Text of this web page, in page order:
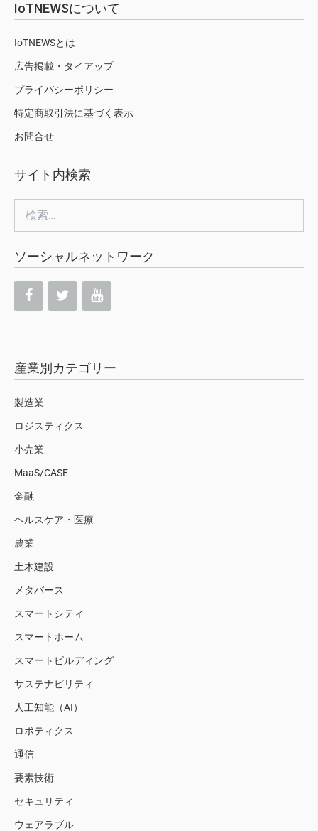
IoTNEWSについて
IoTNEWSとは
広告掲載・タイアップ
プライバシーポリシー
特定商取引法に基づく表示
お問合せ
サイト内検索
索:
ソーシャルネットワーク
産業別カテゴリー
製造業
ロジスティクス
小売業
MaaS/CASE
金融
ヘルスケア・医療
農業
土木建設
メタバース
スマートシティ
スマートホーム
スマートビルディング
サステナビリティ
人工知能（AI）
ロボティクス
通信
要素技術
セキュリティ
ウェアラブル